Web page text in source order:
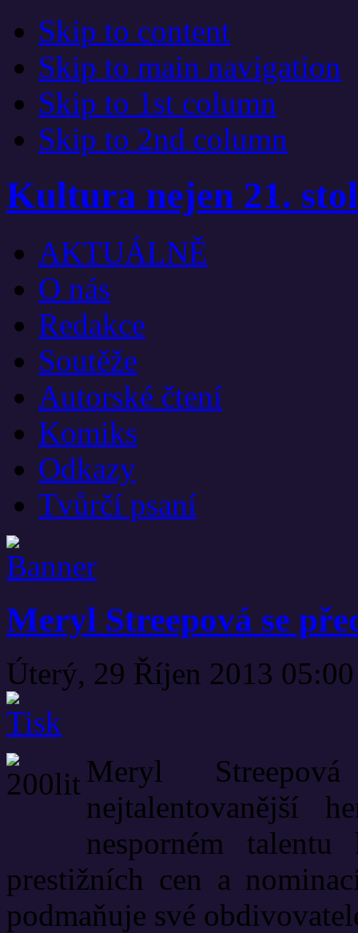
Skip to content
Skip to main navigation
Skip to 1st column
Skip to 2nd column
Kultura nejen 21.
AKTUÁLNĚ
O nás
Redakce
Soutěže
Autorské čtení
Komiks
Odkazy
Tvůrčí psaní
Meryl Streepová se
Úterý, 29 Říjen 2013 05:00
Meryl
nejtalentovanější
nesporném
prestižních cen a
podmaňuje své